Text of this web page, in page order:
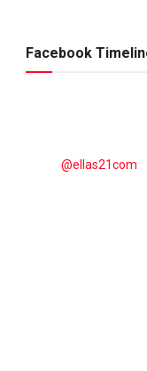
Facebook
@ellas21com